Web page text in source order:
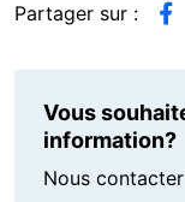
Partager sur :
Vous
information?
Nous contacter